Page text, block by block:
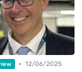
• 12/06/2025